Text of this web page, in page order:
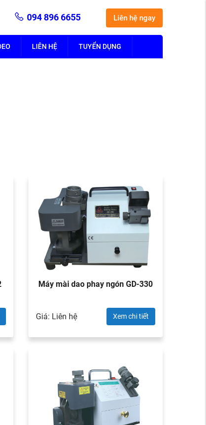
094 896 6655 Liên hệ ngay
LIÊN HỆ TUYỂN DỤNG
Máy mài dao phay ngón GD-330
Giá: Liên hệ Xem chi tiết